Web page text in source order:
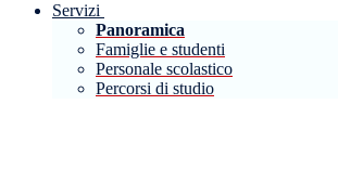
Servizi
Panoramica
Famiglie e studenti
Personale scolastico
Percorsi di studio